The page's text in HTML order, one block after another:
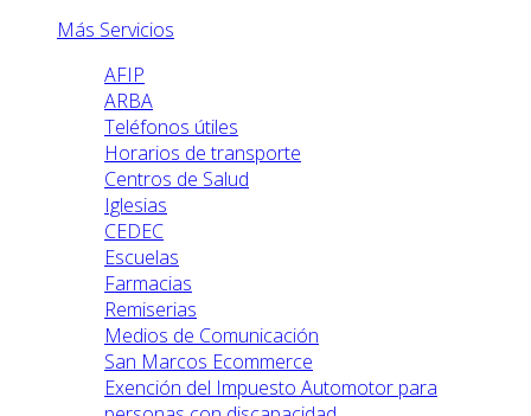
Más Servicios
AFIP
ARBA
Teléfonos útiles
Horarios de transporte
Centros de Salud
Iglesias
CEDEC
Escuelas
Farmacias
Remiserias
Medios de Comunicación
San Marcos Ecommerce
Exención del Impuesto Automotor para